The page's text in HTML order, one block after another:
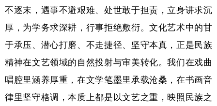
不逐末，遇事不避艰难、处世敢于担责，立身讲求沉
厚，为学务求深耕，行事拒绝敷衍。文化艺术中的甘
于承压、潜心打磨、不走捷径、坚守本真，正是民族
精神在文艺领域的自然投射与审美转化。我们在戏曲
唱腔里涵养厚重，在文学笔墨里承载沧桑，在书画音
律里坚守格调，本质上都是以文艺之重，映照民族之